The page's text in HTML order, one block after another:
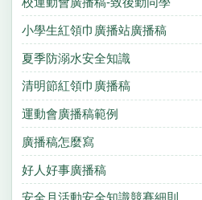
小學生紅領巾廣播站廣播稿
夏季防溺水安全知識
清明節紅領巾廣播稿
運動會廣播稿範例
廣播稿怎麼寫
好人好事廣播稿